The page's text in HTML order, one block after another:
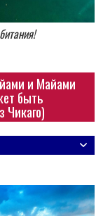
и Майами
быть
Чикаго)